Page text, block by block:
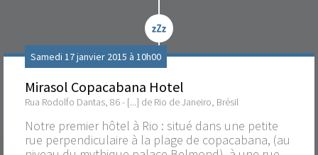
Samedi 17 janvier 2015 à 10h00
Mirasol Copacabana Hotel
Rua Rodolfo Dantas, 86 - [...] de Rio de Janeiro, Brésil
Notre premier hôtel à Rio : situé dans une petite
rue perpendiculaire à la plage de copacabana, (au